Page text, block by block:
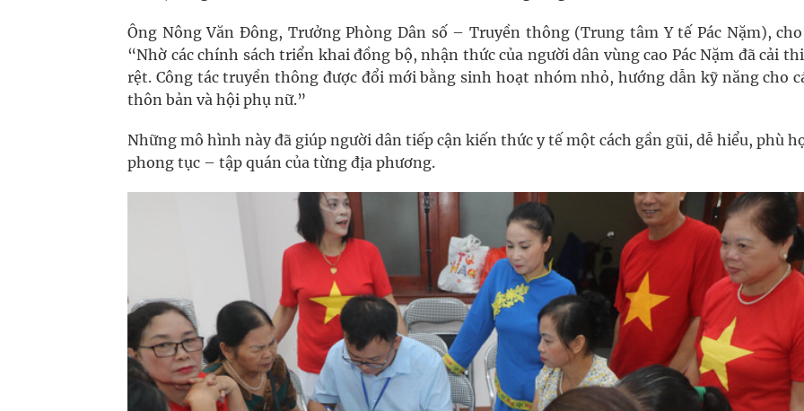
Ông Nông Văn Đông, Trưởng Phòng Dân số – Truyền thông (Trung tâm Y tế Pác Nặm),
“Nhờ các chính sách triển khai đồng bộ, nhận thức của người dân vùng cao Pác Nặm đã cải
rệt. Công tác truyền thông được đổi mới bằng sinh hoạt nhóm nhỏ, hướng dẫn kỹ năng cho
thôn bản và hội phụ nữ.”
Những mô hình này đã giúp người dân tiếp cận kiến thức y tế một cách gần gũi, dễ hiểu, phù
phong tục – tập quán của từng địa phương.